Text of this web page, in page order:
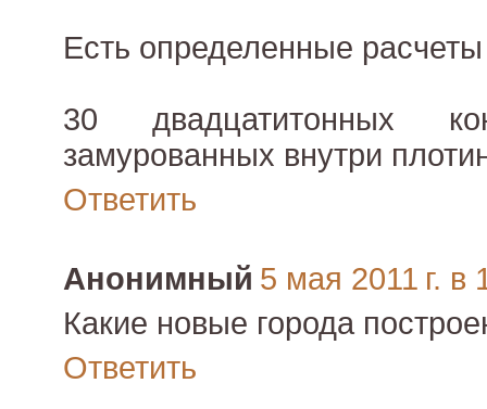
Есть определенные
30 двадцатитонных
замурованных внутри
Ответить
Анонимный 5 мая 2011 г. в
Какие новые города
Ответить